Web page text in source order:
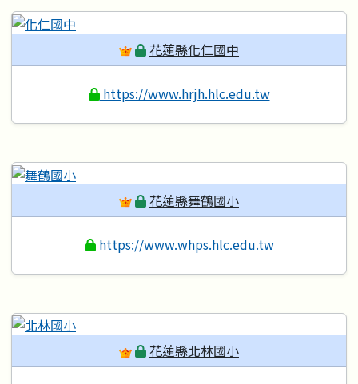
花蓮縣化仁國中
https://www.hrjh.hlc.edu.tw
花蓮縣舞鶴國小
https://www.whps.hlc.edu.tw
花蓮縣北林國小